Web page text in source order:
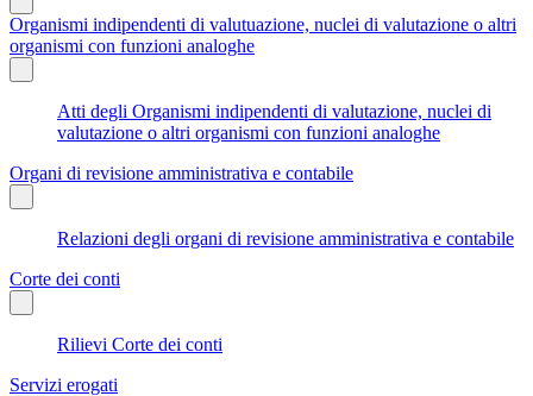
Organismi indipendenti di valutuazione, nuclei di valutazione o altri
organismi con funzioni analoghe
Atti degli Organismi indipendenti di valutazione, nuclei di
valutazione o altri organismi con funzioni analoghe
Organi di revisione amministrativa e contabile
Relazioni degli organi di revisione amministrativa e contabile
Corte dei conti
Rilievi Corte dei conti
Servizi erogati